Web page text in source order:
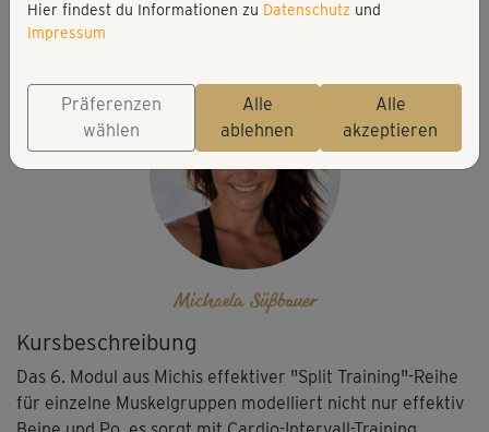
Kursbeschreibung
Das 6. Modul aus Michis effektiver "Split Training"-Reihe
für einzelne Muskelgruppen modelliert nicht nur effektiv
Michaela Süßbauer
Matte, 2 Hanteln oder Wasserflaschen
Michaela Süßbauer
Hier findest du Informationen zu Datenschutz und
Impressum
Präferenzen
wählen
Alle
ablehnen
Alle
akzeptieren